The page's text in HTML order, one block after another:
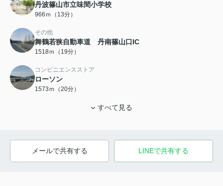
丹波篠山市立味間小学校
966ｍ（13分）
その他
舞鶴若狭自動車道 丹南篠山口IC
1518ｍ（19分）
コンビニエンスストア
ローソン
1573ｍ（20分）
すべて見る
メールで共有する LINEで共有する